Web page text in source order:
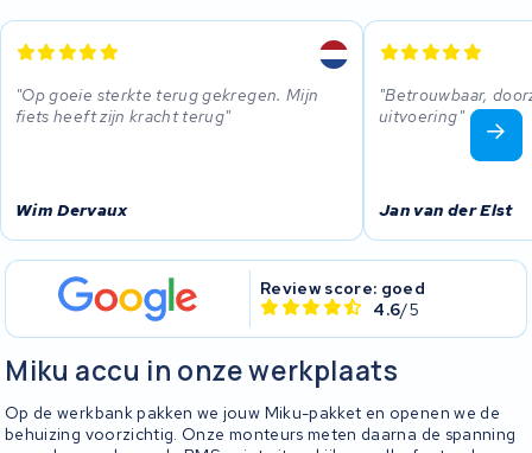
Op goeie sterkte terug gekregen. Mijn
fiets heeft zijn kracht terug
Wim Dervaux
Betrouwbaar,
uitvoering
Jan van der Elst
Review score: goed
4.6/5
Miku accu in onze werkplaats
Op de werkbank pakken we jouw Miku-pakket en openen we de
behuizing voorzichtig. Onze monteurs meten daarna de spanning